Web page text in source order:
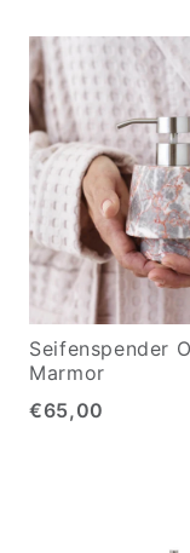
Seifenspender
Marmor
€65,00